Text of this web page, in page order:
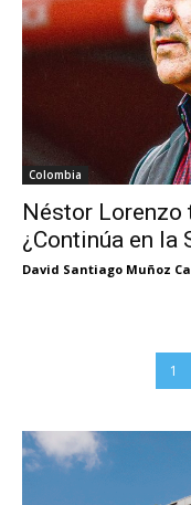
Colombia
Néstor
¿Continúa en la
David Santiago Muñoz
1